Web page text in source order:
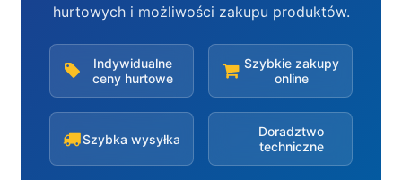
hurtowych i możliwości zakupu produktów.
Indywidualne
ceny hurtowe
Szybkie zakupy
online
Szybka wysyłka
Doradztwo
techniczne